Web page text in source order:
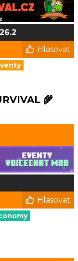
Hlasovat
🌾
Hlasovat